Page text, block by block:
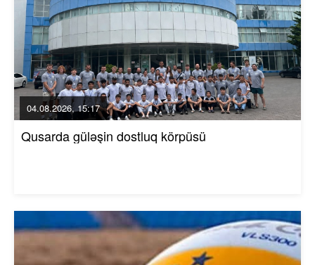
04.08.2026, 15:17
Qusarda güləşin dostluq körpüsü